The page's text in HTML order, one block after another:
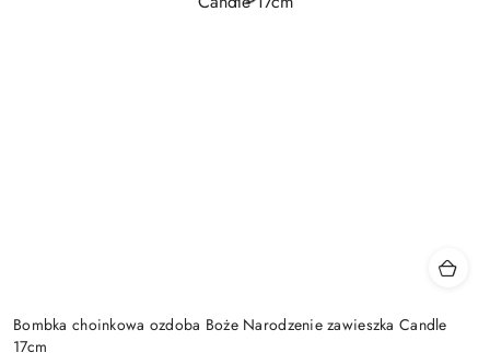
Bombka choinkowa ozdoba Boże Narodzenie zawieszka Candle
17cm